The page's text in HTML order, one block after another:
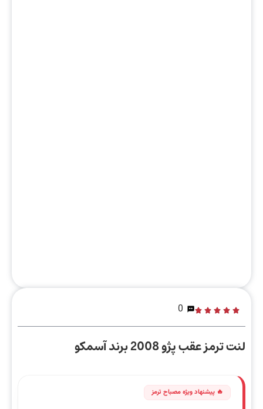
0
لنت ترمز عقب پژو 2008 برند آسمکو